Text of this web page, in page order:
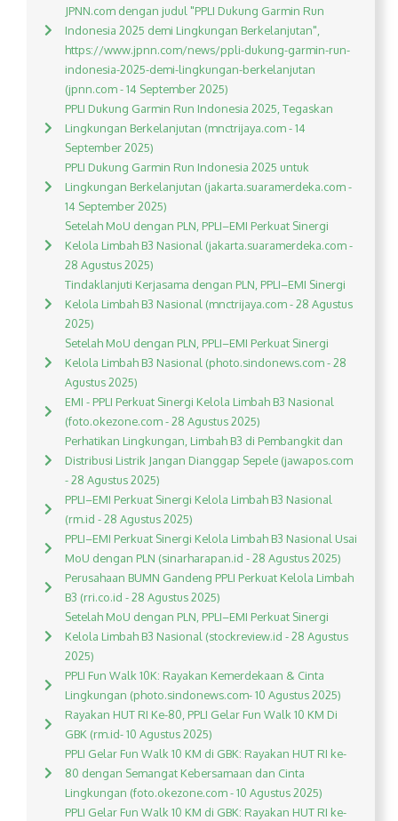
JPNN.com dengan judul "PPLI Dukung Garmin Run
Indonesia 2025 demi Lingkungan Berkelanjutan",
https://www.jpnn.com/news/ppli-dukung-garmin-run-
indonesia-2025-demi-lingkungan-berkelanjutan
(jpnn.com - 14 September 2025)
PPLI Dukung Garmin Run Indonesia 2025, Tegaskan
Lingkungan Berkelanjutan (mnctrijaya.com - 14
September 2025)
PPLI Dukung Garmin Run Indonesia 2025 untuk
Lingkungan Berkelanjutan (jakarta.suaramerdeka.com -
14 September 2025)
Setelah MoU dengan PLN, PPLI–EMI Perkuat Sinergi
Kelola Limbah B3 Nasional (jakarta.suaramerdeka.com -
28 Agustus 2025)
Tindaklanjuti Kerjasama dengan PLN, PPLI–EMI Sinergi
Kelola Limbah B3 Nasional (mnctrijaya.com - 28 Agustus
2025)
Setelah MoU dengan PLN, PPLI–EMI Perkuat Sinergi
Kelola Limbah B3 Nasional (photo.sindonews.com - 28
Agustus 2025)
EMI - PPLI Perkuat Sinergi Kelola Limbah B3 Nasional
(foto.okezone.com - 28 Agustus 2025)
Perhatikan Lingkungan, Limbah B3 di Pembangkit dan
Distribusi Listrik Jangan Dianggap Sepele (jawapos.com
- 28 Agustus 2025)
PPLI–EMI Perkuat Sinergi Kelola Limbah B3 Nasional
(rm.id - 28 Agustus 2025)
PPLI–EMI Perkuat Sinergi Kelola Limbah B3 Nasional Usai
MoU dengan PLN (sinarharapan.id - 28 Agustus 2025)
Perusahaan BUMN Gandeng PPLI Perkuat Kelola Limbah
B3 (rri.co.id - 28 Agustus 2025)
Setelah MoU dengan PLN, PPLI–EMI Perkuat Sinergi
Kelola Limbah B3 Nasional (stockreview.id - 28 Agustus
2025)
PPLI Fun Walk 10K: Rayakan Kemerdekaan & Cinta
Lingkungan (photo.sindonews.com- 10 Agustus 2025)
Rayakan HUT RI Ke-80, PPLI Gelar Fun Walk 10 KM Di
GBK (rm.id- 10 Agustus 2025)
PPLI Gelar Fun Walk 10 KM di GBK: Rayakan HUT RI ke-
80 dengan Semangat Kebersamaan dan Cinta
Lingkungan (foto.okezone.com - 10 Agustus 2025)
PPLI Gelar Fun Walk 10 KM di GBK: Rayakan HUT RI ke-